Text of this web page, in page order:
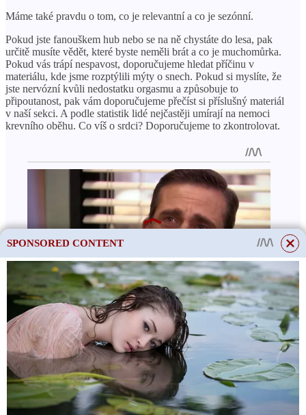
Máme také pravdu o tom, co je relevantní a co je sezónní.
Pokud jste fanouškem hub nebo se na ně chystáte do lesa, pak
určitě musíte vědět, které byste neměli brát a co je muchomůrka.
Pokud vás trápí nespavost, doporučujeme hledat příčinu v
materiálu, kde jsme rozptýlili mýty o snech. Pokud si myslíte, že
jste nervózní kvůli nedostatku orgasmu a způsobuje to
připoutanost, pak vám doporučujeme přečíst si příslušný materiál
v naší sekci. A podle statistik lidé nejčastěji umírají na nemoci
krevního oběhu. Co víš o srdci? Doporučujeme to zkontrolovat.
SPONSORED CONTENT